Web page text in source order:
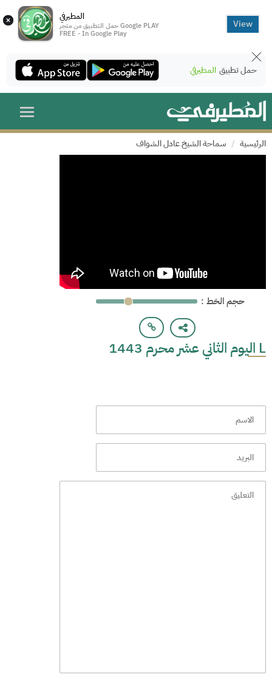
× المطيرفي
حمل التطبيق من متجر Google PLAY
FREE - In Google Play
View
حمل تطبيق المطيرفي
الرئيسية سماحة الشيخ عادل الشواف
: حجم الخط
L اليوم الثاني عشر محرم 1443